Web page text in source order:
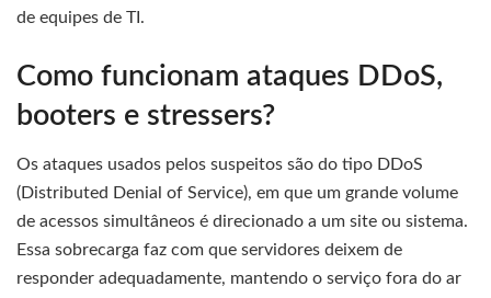
de equipes de TI.
Como funcionam ataques DDoS,
booters e stressers?
Os ataques usados pelos suspeitos são do tipo DDoS
(Distributed Denial of Service), em que um grande volume
de acessos simultâneos é direcionado a um site ou sistema.
Essa sobrecarga faz com que servidores deixem de
responder adequadamente, mantendo o serviço fora do ar